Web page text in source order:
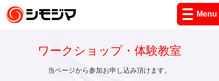
Menu
ワークショップ・体験教室
当ページから参加お申し込み頂けます。